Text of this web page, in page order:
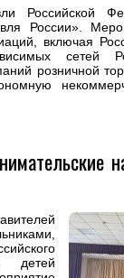
Российской
России».
включая
сетей
розничной
детей